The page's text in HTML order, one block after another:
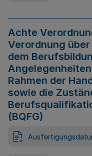
Achte
Verordnung
dem
Rahmen der
sowie die
(BQFG)